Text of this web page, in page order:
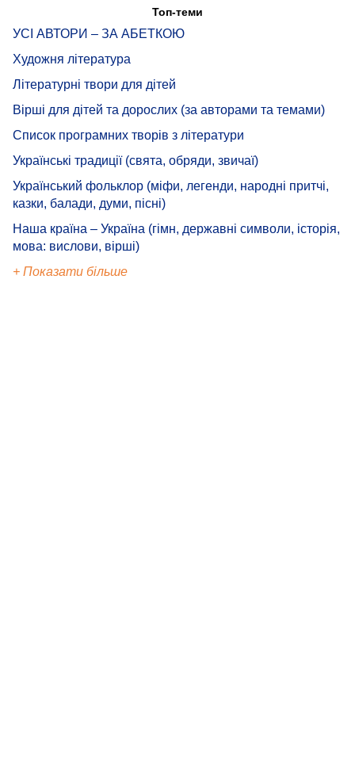
Топ-теми
УСІ АВТОРИ – ЗА АБЕТКОЮ
Художня література
Літературні твори для дітей
Вірші для дітей та дорослих (за авторами та темами)
Список програмних творів з літератури
Українські традиції (свята, обряди, звичаї)
Український фольклор (міфи, легенди, народні притчі,
казки, балади, думи, пісні)
Наша країна – Україна (гімн, державні символи, історія,
мова: вислови, вірші)
+ Показати більше